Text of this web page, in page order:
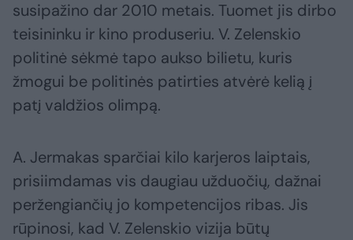
susipažino dar 2010 metais. Tuomet jis dirbo
teisininku ir kino produseriu. V. Zelenskio
politinė sėkmė tapo aukso bilietu, kuris
žmogui be politinės patirties atvėrė kelią į
patį valdžios olimpą.
A. Jermakas sparčiai kilo karjeros laiptais,
prisiimdamas vis daugiau užduočių, dažnai
peržengiančių jo kompetencijos ribas. Jis
rūpinosi, kad V. Zelenskio vizija būtų